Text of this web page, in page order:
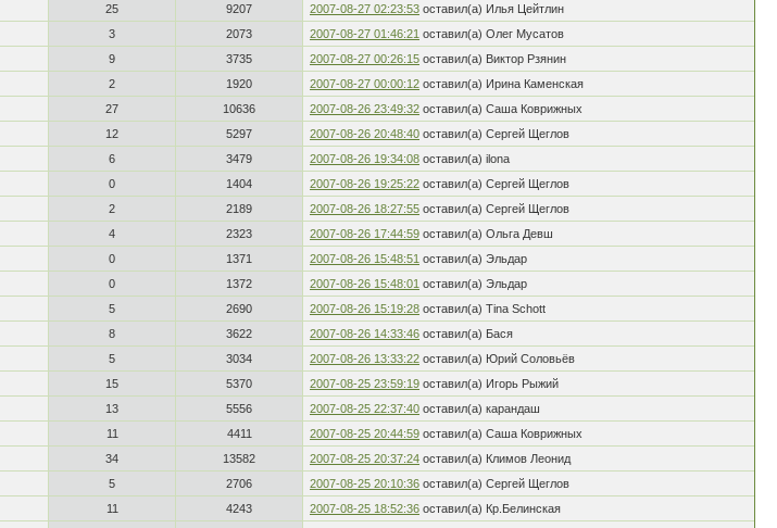
25 9207 2007-08-27 02:23:53 оставил(а) Илья Цейтлин
3 2073 2007-08-27 01:46:21 оставил(а) Oлег Мусатов
9 3735 2007-08-27 00:26:15 оставил(а) Виктор Рзянин
2 1920 2007-08-27 00:00:12 оставил(а) Ирина Каменская
27 10636 2007-08-26 23:49:32 оставил(а) Саша Коврижных
12 5297 2007-08-26 20:48:40 оставил(а) Сергей Щеглов
6 3479 2007-08-26 19:34:08 оставил(а) ilona
0 1404 2007-08-26 19:25:22 оставил(а) Сергей Щеглов
2 2189 2007-08-26 18:27:55 оставил(а) Сергей Щеглов
4 2323 2007-08-26 17:44:59 оставил(а) Ольга Девш
0 1371 2007-08-26 15:48:51 оставил(а) Эльдар
0 1372 2007-08-26 15:48:01 оставил(а) Эльдар
5 2690 2007-08-26 15:19:28 оставил(а) Tina Schott
8 3622 2007-08-26 14:33:46 оставил(а) Бася
5 3034 2007-08-26 13:33:22 оставил(а) Юрий Соловьёв
15 5370 2007-08-25 23:59:19 оставил(а) Игорь Рыжий
13 5556 2007-08-25 22:37:40 оставил(а) карандаш
11 4411 2007-08-25 20:44:59 оставил(а) Саша Коврижных
34 13582 2007-08-25 20:37:24 оставил(а) Климов Леонид
5 2706 2007-08-25 20:10:36 оставил(а) Сергей Щеглов
11 4243 2007-08-25 18:52:36 оставил(а) Кр.Белинская